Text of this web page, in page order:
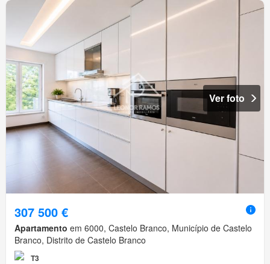
Ver foto
307 500 €
Apartamento em 6000, Castelo Branco, Município de Castelo
Branco, Distrito de Castelo Branco
T3